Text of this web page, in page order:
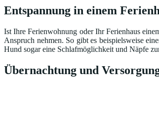
Entspannung in einem
Ist Ihre Ferienwohnung oder Ihr Ferienhaus
Anspruch nehmen. So gibt es beispielsweise
Hund sogar eine Schlafmöglichkeit und Näpfe
Übernachtung und